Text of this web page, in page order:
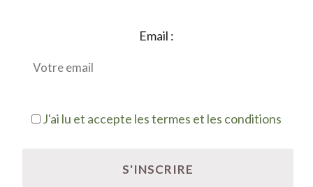
Email :
J'ai lu et accepte les termes et les conditions